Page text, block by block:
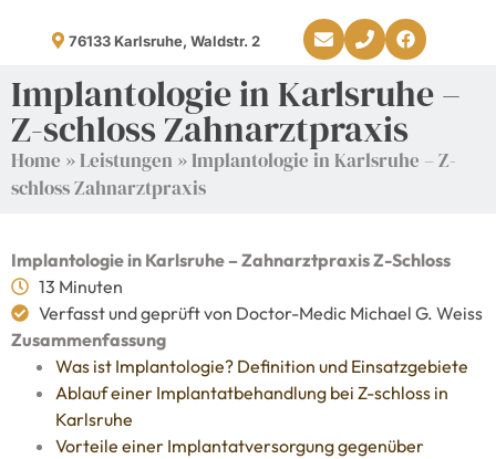
76133 Karlsruhe, Waldstr. 2
Implantologie in Karlsruhe –
Z-schloss Zahnarztpraxis
Home »Leistungen »Implantologie in Karlsruhe – Z-
schloss Zahnarztpraxis
Implantologie in Karlsruhe – Zahnarztpraxis Z-Schloss
13 Minuten
Verfasst und geprüft von Doctor-Medic Michael G. Weiss
Zusammenfassung
Was ist Implantologie? Definition und Einsatzgebiete
Ablauf einer Implantatbehandlung bei Z-schloss in
Karlsruhe
Vorteile einer Implantatversorgung gegenüber